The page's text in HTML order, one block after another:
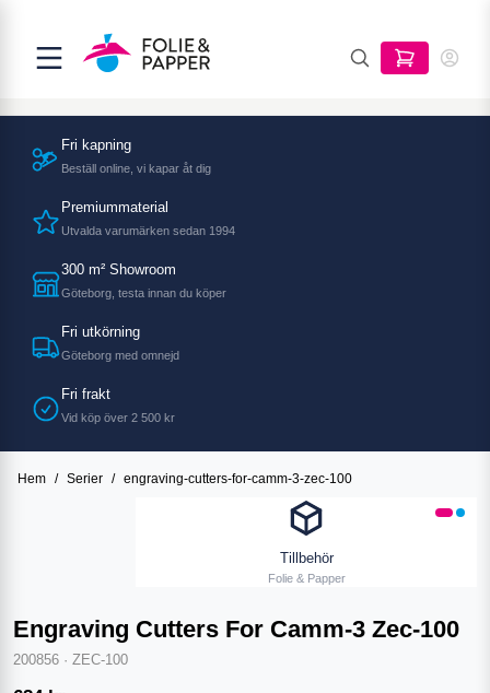
Fri kapning
Beställ online, vi kapar åt dig
Premiummaterial
Utvalda varumärken sedan 1994
300 m² Showroom
Göteborg, testa innan du köper
Fri utkörning
Göteborg med omnejd
Fri frakt
Vid köp över 2 500 kr
Hem / Serier / engraving-cutters-for-camm-3-zec-100
Tillbehör
Folie & Papper
Engraving Cutters For Camm-3 Zec-100
200856 · ZEC-100